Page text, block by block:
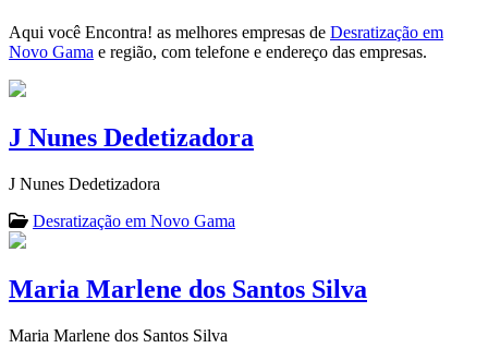
Aqui você Encontra! as melhores empresas de Desratização em
Novo Gama e região, com telefone e endereço das empresas.
J Nunes Dedetizadora
J Nunes Dedetizadora
Desratização em Novo Gama
Maria Marlene dos Santos Silva
Maria Marlene dos Santos Silva